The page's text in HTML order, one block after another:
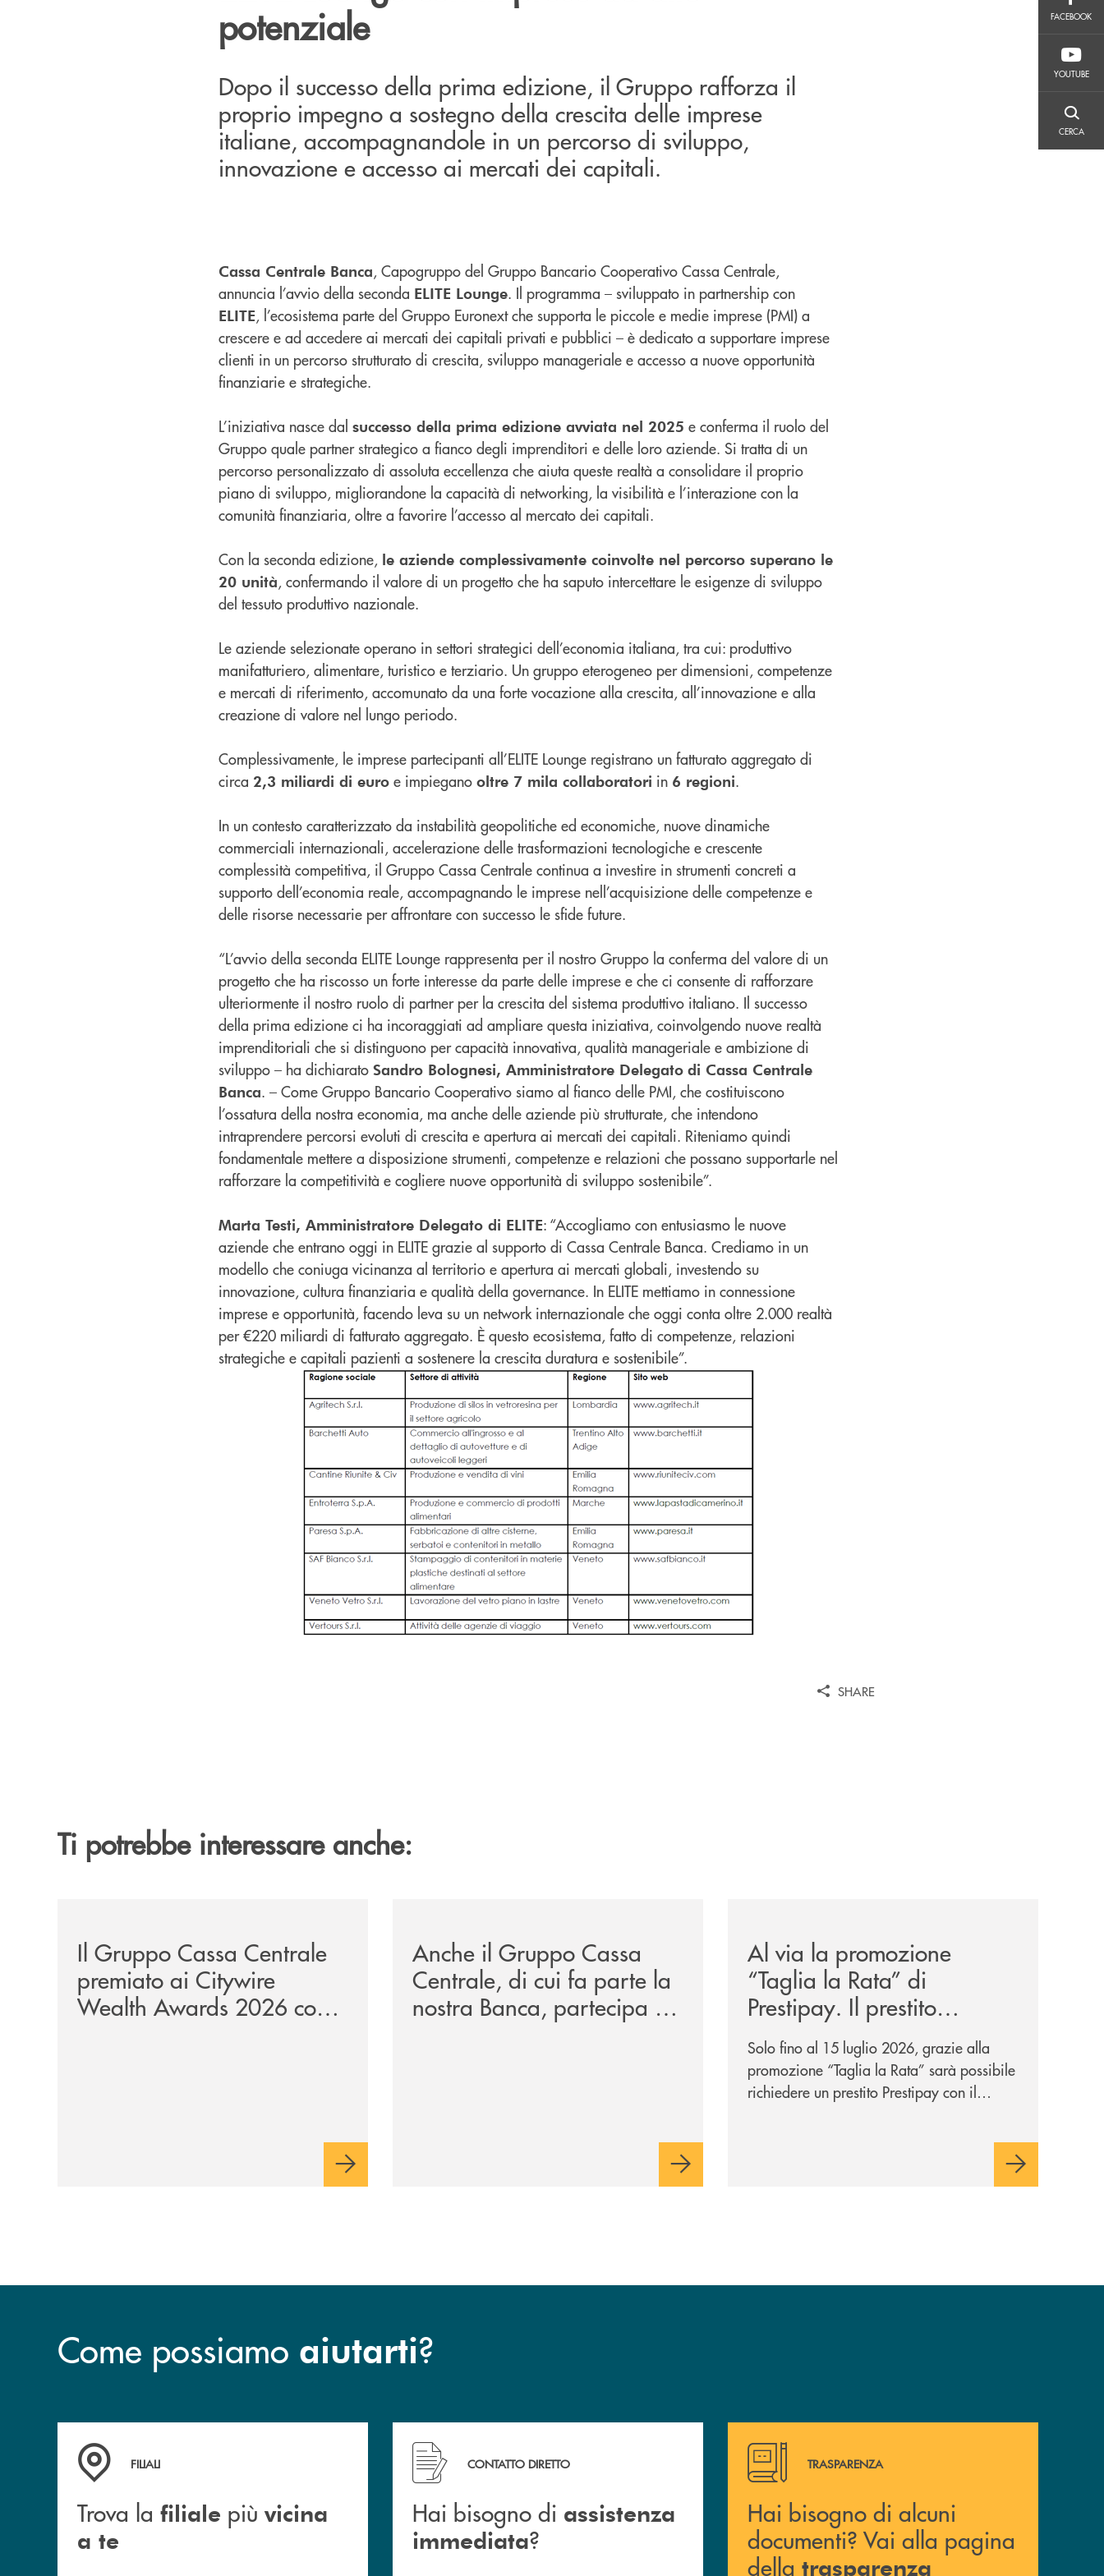
FACEBOOK
YOUTUBE
CERCA
potenziale
Dopo il successo della prima edizione, il Gruppo rafforza il
proprio impegno a sostegno della crescita delle imprese
italiane, accompagnandole in un percorso di sviluppo,
innovazione e accesso ai mercati dei capitali.
Cassa Centrale Banca, Capogruppo del Gruppo Bancario Cooperativo Cassa Centrale,
annuncia l’avvio della seconda ELITE Lounge. Il programma – sviluppato in partnership con
ELITE, l’ecosistema parte del Gruppo Euronext che supporta le piccole e medie imprese (PMI) a
crescere e ad accedere ai mercati dei capitali privati e pubblici – è dedicato a supportare imprese
clienti in un percorso strutturato di crescita, sviluppo manageriale e accesso a nuove opportunità
finanziarie e strategiche.
L’iniziativa nasce dal successo della prima edizione avviata nel 2025 e conferma il ruolo del
Gruppo quale partner strategico a fianco degli imprenditori e delle loro aziende. Si tratta di un
percorso personalizzato di assoluta eccellenza che aiuta queste realtà a consolidare il proprio
piano di sviluppo, migliorandone la capacità di networking, la visibilità e l’interazione con la
comunità finanziaria, oltre a favorire l’accesso al mercato dei capitali.
Con la seconda edizione, le aziende complessivamente coinvolte nel percorso superano le
20 unità, confermando il valore di un progetto che ha saputo intercettare le esigenze di sviluppo
del tessuto produttivo nazionale.
Le aziende selezionate operano in settori strategici dell’economia italiana, tra cui: produttivo
manifatturiero, alimentare, turistico e terziario. Un gruppo eterogeneo per dimensioni, competenze
e mercati di riferimento, accomunato da una forte vocazione alla crescita, all’innovazione e alla
creazione di valore nel lungo periodo.
Complessivamente, le imprese partecipanti all’ELITE Lounge registrano un fatturato aggregato di
circa 2,3 miliardi di euro e impiegano oltre 7 mila collaboratori in 6 regioni.
In un contesto caratterizzato da instabilità geopolitiche ed economiche, nuove dinamiche
commerciali internazionali, accelerazione delle trasformazioni tecnologiche e crescente
complessità competitiva, il Gruppo Cassa Centrale continua a investire in strumenti concreti a
supporto dell’economia reale, accompagnando le imprese nell’acquisizione delle competenze e
delle risorse necessarie per affrontare con successo le sfide future.
“L’avvio della seconda ELITE Lounge rappresenta per il nostro Gruppo la conferma del valore di un
progetto che ha riscosso un forte interesse da parte delle imprese e che ci consente di rafforzare
ulteriormente il nostro ruolo di partner per la crescita del sistema produttivo italiano. Il successo
della prima edizione ci ha incoraggiati ad ampliare questa iniziativa, coinvolgendo nuove realtà
imprenditoriali che si distinguono per capacità innovativa, qualità manageriale e ambizione di
sviluppo – ha dichiarato Sandro Bolognesi, Amministratore Delegato di Cassa Centrale
Banca. – Come Gruppo Bancario Cooperativo siamo al fianco delle PMI, che costituiscono
l’ossatura della nostra economia, ma anche delle aziende più strutturate, che intendono
intraprendere percorsi evoluti di crescita e apertura ai mercati dei capitali. Riteniamo quindi
fondamentale mettere a disposizione strumenti, competenze e relazioni che possano supportarle nel
rafforzare la competitività e cogliere nuove opportunità di sviluppo sostenibile”.
Marta Testi, Amministratore Delegato di ELITE: “Accogliamo con entusiasmo le nuove
aziende che entrano oggi in ELITE grazie al supporto di Cassa Centrale Banca. Crediamo in un
modello che coniuga vicinanza al territorio e apertura ai mercati globali, investendo su
innovazione, cultura finanziaria e qualità della governance. In ELITE mettiamo in connessione
imprese e opportunità, facendo leva su un network internazionale che oggi conta oltre 2.000 realtà
per €220 miliardi di fatturato aggregato. È questo ecosistema, fatto di competenze, relazioni
strategiche e capitali pazienti a sostenere la crescita duratura e sostenibile”.
SHARE
Ti potrebbe interessare anche:
Il Gruppo Cassa Centrale
premiato ai Citywire
Wealth Awards 2026 come
Anche il Gruppo Cassa
Centrale, di cui fa parte la
nostra Banca, partecipa a
EUR.BANK, il progetto di
Al via la promozione
“Taglia la Rata” di
Prestipay. Il prestito
personale che si fa in due
per te!
Solo fino al 15 luglio 2026, grazie alla
promozione “Taglia la Rata” sarà possibile
richiedere un prestito Prestipay con il
Come possiamo aiutarti?
Trova la filiale più vicina a te
FILIALI
Trova la filiale più vicina
a te
Hai bisogno di assistenza immediata ?
CONTATTO DIRETTO
Hai bisogno di assistenza
immediata?
Hai bisogno di alcuni documenti? Vai alla pagina della
TRASPARENZA
Hai bisogno di alcuni
documenti? Vai alla pagina
della trasparenza